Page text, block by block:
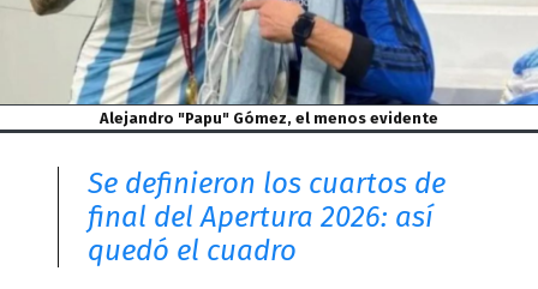
Alejandro "Papu" Gómez, el menos evidente
Se definieron los cuartos de
final del Apertura 2026: así
quedó el cuadro